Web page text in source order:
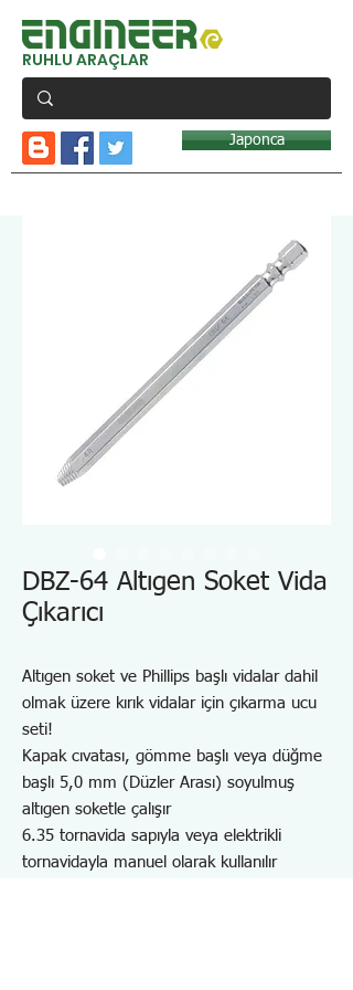
RUHLU ARAÇLAR
Japonca
DBZ-64 Altıgen Soket Vida
Çıkarıcı
Altıgen soket ve Phillips başlı vidalar dahil
olmak üzere kırık vidalar için çıkarma ucu
seti!
Kapak cıvatası, gömme başlı veya düğme
başlı 5,0 mm (Düzler Arası) soyulmuş
altıgen soketle çalışır
6.35 tornavida sapıyla veya elektrikli
tornavidayla manuel olarak kullanılır